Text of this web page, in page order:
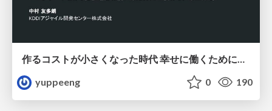
作るコストが小さくなった時代 幸せに働くために改めて考えたいこと 〜エンジニアとして価値を出し続けるために注視している二分野〜
yuppeeng
0 190